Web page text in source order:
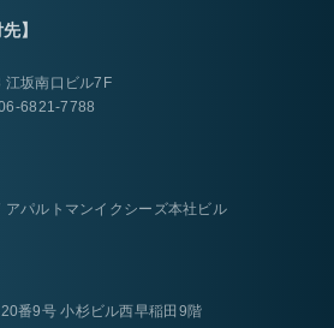
】
江坂南口ビル7F
6821-7788
パルトマンイクシーズ本社ビル
番9号 小杉ビル西早稲田9階